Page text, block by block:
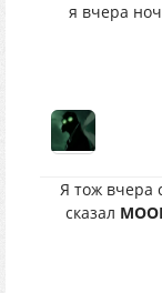
я вчера
Я тож вчера
сказал